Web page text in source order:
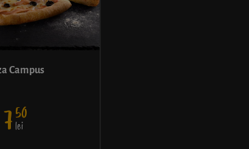
Campus
750
lei